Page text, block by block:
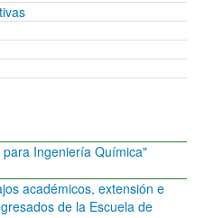
Ingeniería Química"
académicos, extensión e
de la Escuela de